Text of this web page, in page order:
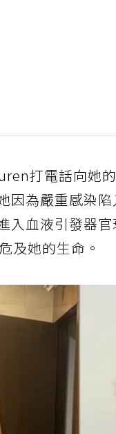
打電話向她
因為嚴重感染
入血液引發器
及她的生命。